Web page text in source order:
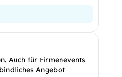
Auch für Firmenevents
Angebot